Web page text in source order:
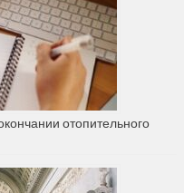
отопительного